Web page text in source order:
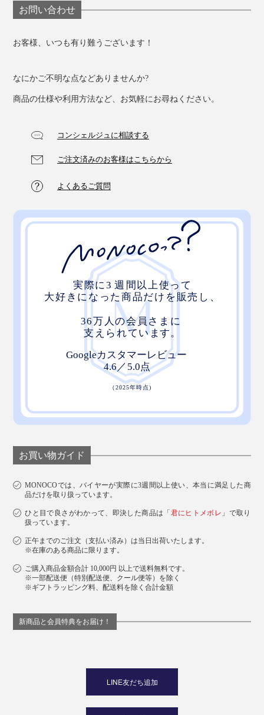
ダマスカス包丁や鋼包丁など、高品質な包丁をお使いの
方は、ぜひワンランク上の仕上げをどうぞ。
いい包丁であればあるほど、切れ味の滑らかさの違いを
お問い合わせ
お客様、いつも有り難うございます！
なにかご不明な点などありませんか?
商品の仕様や利用方法など、お気軽にお尋ねください。
コンシェルジュに相談する
ご注文済みのお客様はこちらから
よくあるご質問
お買い物ガイド
MONOCOでは、バイヤーが実際に3週間以上使い、本当に満足した商
品だけを取り扱っています。
ひと目で良さがわかって、即決した商品は「 君にヒトメボレ 」で取り
扱っています。
正午までのご注文（支払い済み）は当日出荷いたします。
※在庫のある商品に限ります。
ご購入商品金額合計 10,000円 以上で送料無料です。
※一部配送便（特別配送便、クール便等）を除く
※ギフトラッピング料、配送料を除く合計金額
新商品と会員特典をお届け！
LINE友だち追加